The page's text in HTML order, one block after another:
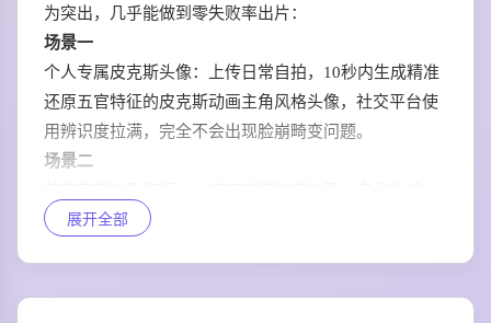
为突出，几乎能做到零失败率出片：
场景一
个人专属皮克斯头像：上传日常自拍，10秒内生成精准
还原五官特征的皮克斯动画主角风格头像，社交平台使
用辨识度拉满，完全不会出现脸崩畸变问题。
场景二
《飞屋环游记》《疯狂动物城》同等质感的宠物专属海
展开全部